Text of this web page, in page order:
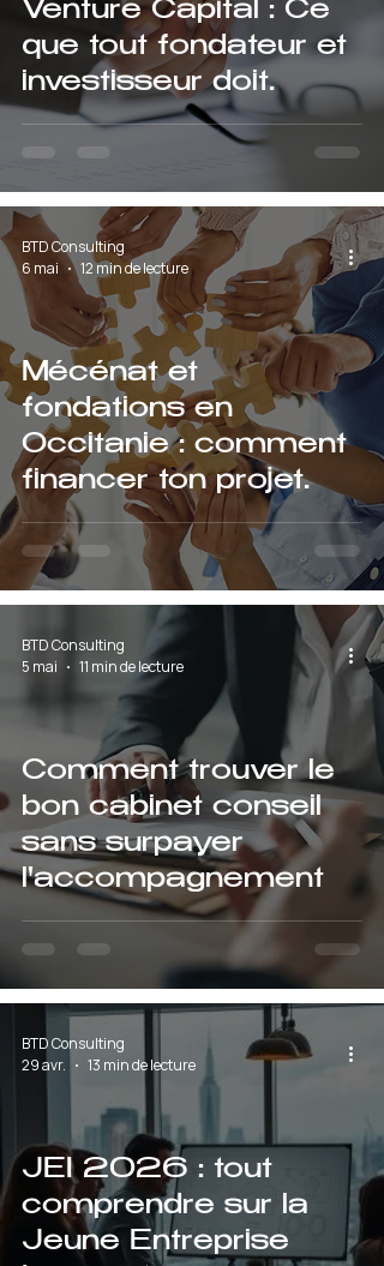
Venture Capital : Ce
que tout fondateur et
investisseur doit
absolument savoir
Mécénat et
fondations en
Occitanie : comment
financer ton projet
d'intérêt général en
2026
BTD Consulting
6 mai
12 min de lecture
Comment trouver le
bon cabinet conseil
sans surpayer
l'accompagnement
BTD Consulting
5 mai
11 min de lecture
JEI 2026 : tout
comprendre sur la
Jeune Entreprise
BTD Consulting
29 avr.
13 min de lecture